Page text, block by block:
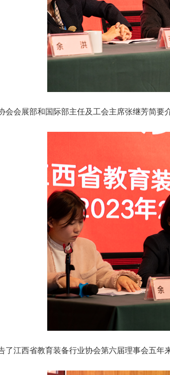
会展部和国际部主任及工会主席张继芳简要介
西省教育装备行业协会第六届理事会五年